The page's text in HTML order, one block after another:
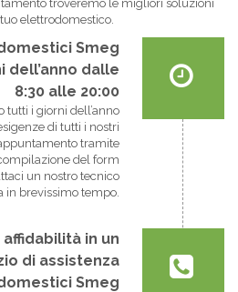
troveremo le migliori soluzioni
elettrodomestico.
Smeg
dalle
8:30 alle 20:00
tutti i giorni dell’anno
di tutti i nostri
tramite
del form
un nostro tecnico
in brevissimo tempo.
in un
di assistenza
Smeg